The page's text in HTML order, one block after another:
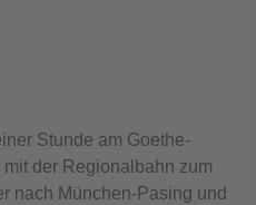
Stunde am Goethe-
der Regionalbahn zum
nach München-Pasing und